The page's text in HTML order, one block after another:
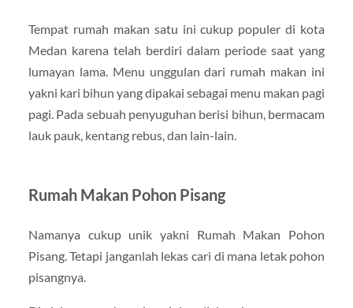
Tempat rumah makan satu ini cukup populer di kota
Medan karena telah berdiri dalam periode saat yang
lumayan lama. Menu unggulan dari rumah makan ini
yakni kari bihun yang dipakai sebagai menu makan pagi
pagi. Pada sebuah penyuguhan berisi bihun, bermacam
lauk pauk, kentang rebus, dan lain-lain.
Rumah Makan Pohon Pisang
Namanya cukup unik yakni Rumah Makan Pohon
Pisang. Tetapi janganlah lekas cari di mana letak pohon
pisangnya.